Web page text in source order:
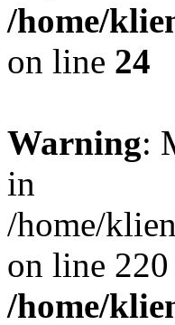
/home/
on line 24
Warning:
in
/home/
on line
/home/